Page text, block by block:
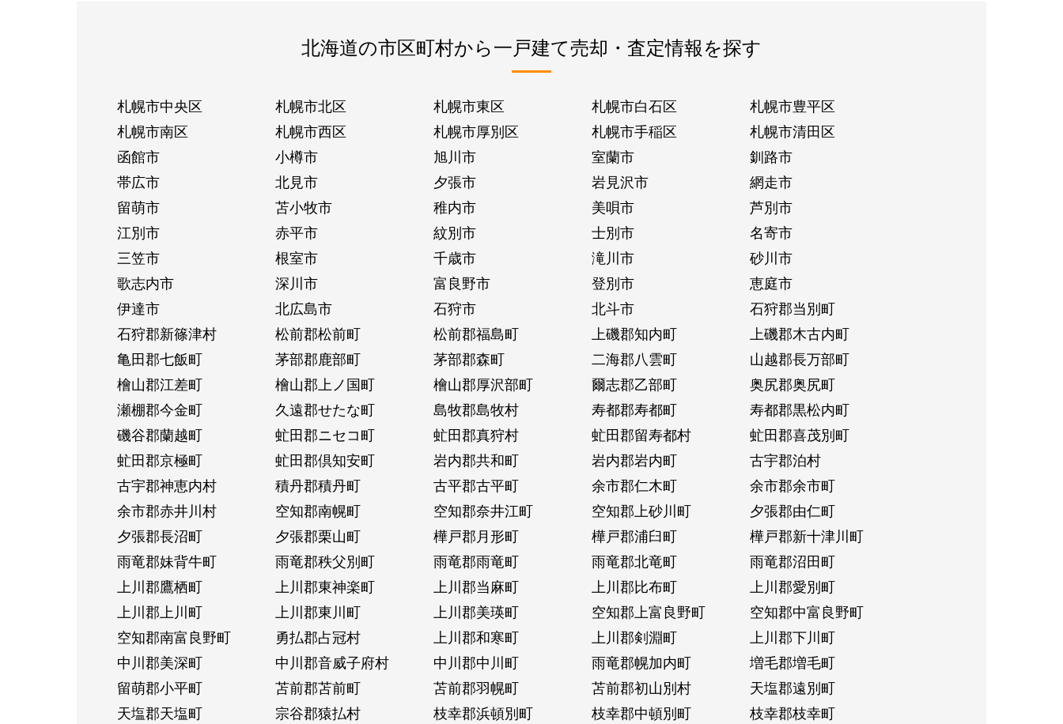
北海道の市区町村から一戸建て売却・査定情報を探す
札幌市中央区 札幌市北区 札幌市東区 札幌市白石区
札幌市豊平区
札幌市南区
札幌市西区 札幌市厚別区 札幌市手稲区
札幌市清田区
函館市
小樽市 旭川市 室蘭市
釧路市
帯広市
北見市 夕張市 岩見沢市
網走市
留萌市
苫小牧市 稚内市 美唄市
芦別市
江別市
赤平市 紋別市 士別市
名寄市
三笠市
根室市 千歳市 滝川市
砂川市
歌志内市
深川市 富良野市 登別市
恵庭市
伊達市
北広島市 石狩市 北斗市
石狩郡当別町
石狩郡新篠津村
松前郡松前町 松前郡福島町 上磯郡知内町
上磯郡木古内町
亀田郡七飯町
茅部郡鹿部町 茅部郡森町 二海郡八雲町
山越郡長万部町
檜山郡江差町
檜山郡上ノ国町 檜山郡厚沢部町 爾志郡乙部町
奥尻郡奥尻町
瀬棚郡今金町
久遠郡せたな町 島牧郡島牧村 寿都郡寿都町
寿都郡黒松内町
磯谷郡蘭越町
虻田郡ニセコ町 虻田郡真狩村 虻田郡留寿都村
虻田郡喜茂別町
虻田郡京極町
虻田郡倶知安町 岩内郡共和町 岩内郡岩内町
古宇郡泊村
古宇郡神恵内村
積丹郡積丹町 古平郡古平町 余市郡仁木町
余市郡余市町
余市郡赤井川村
空知郡南幌町 空知郡奈井江町 空知郡上砂川町
夕張郡由仁町
夕張郡長沼町
夕張郡栗山町 樺戸郡月形町 樺戸郡浦臼町
樺戸郡新十津川町
雨竜郡妹背牛町
雨竜郡秩父別町 雨竜郡雨竜町 雨竜郡北竜町
雨竜郡沼田町
上川郡鷹栖町
上川郡東神楽町 上川郡当麻町 上川郡比布町
上川郡愛別町
上川郡上川町
上川郡東川町 上川郡美瑛町 空知郡上富良野町
空知郡中富良野町
空知郡南富良野町
勇払郡占冠村 上川郡和寒町 上川郡剣淵町
上川郡下川町
中川郡美深町
中川郡音威子府村 中川郡中川町 雨竜郡幌加内町
増毛郡増毛町
留萌郡小平町
苫前郡苫前町 苫前郡羽幌町 苫前郡初山別村
天塩郡遠別町
天塩郡天塩町
宗谷郡猿払村 枝幸郡浜頓別町 枝幸郡中頓別町
枝幸郡枝幸町